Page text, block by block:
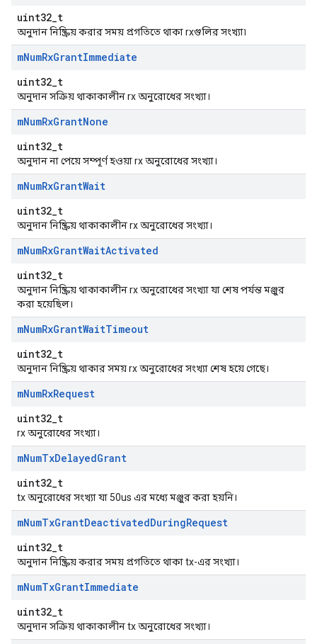
uint32_t
অনুদান নিষ্ক্রিয় করার সময় প্রগতিতে থাকা rxগুলির সংখ্যা৷
mNumRxGrantImmediate
uint32_t
অনুদান সক্রিয় থাকাকালীন rx অনুরোধের সংখ্যা।
mNumRxGrantNone
uint32_t
অনুদান না পেয়ে সম্পূর্ণ হওয়া rx অনুরোধের সংখ্যা।
mNumRxGrantWait
uint32_t
অনুদান নিষ্ক্রিয় থাকাকালীন rx অনুরোধের সংখ্যা।
mNumRxGrantWaitActivated
uint32_t
অনুদান নিষ্ক্রিয় থাকাকালীন rx অনুরোধের সংখ্যা যা শেষ পর্যন্ত মঞ্জুর
করা হয়েছিল।
mNumRxGrantWaitTimeout
uint32_t
অনুদান নিষ্ক্রিয় থাকার সময় rx অনুরোধের সংখ্যা শেষ হয়ে গেছে।
mNumRxRequest
uint32_t
rx অনুরোধের সংখ্যা।
mNumTxDelayedGrant
uint32_t
tx অনুরোধের সংখ্যা যা 50us এর মধ্যে মঞ্জুর করা হয়নি।
mNumTxGrantDeactivatedDuringRequest
uint32_t
অনুদান নিষ্ক্রিয় করার সময় প্রগতিতে থাকা tx-এর সংখ্যা।
mNumTxGrantImmediate
uint32_t
অনুদান সক্রিয় থাকাকালীন tx অনুরোধের সংখ্যা।